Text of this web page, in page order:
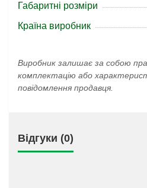
Габаритні розміри
Країна виробник
Виробник залишає за собою
комплектацію або
повідомлення продавця.
Відгуки (0)